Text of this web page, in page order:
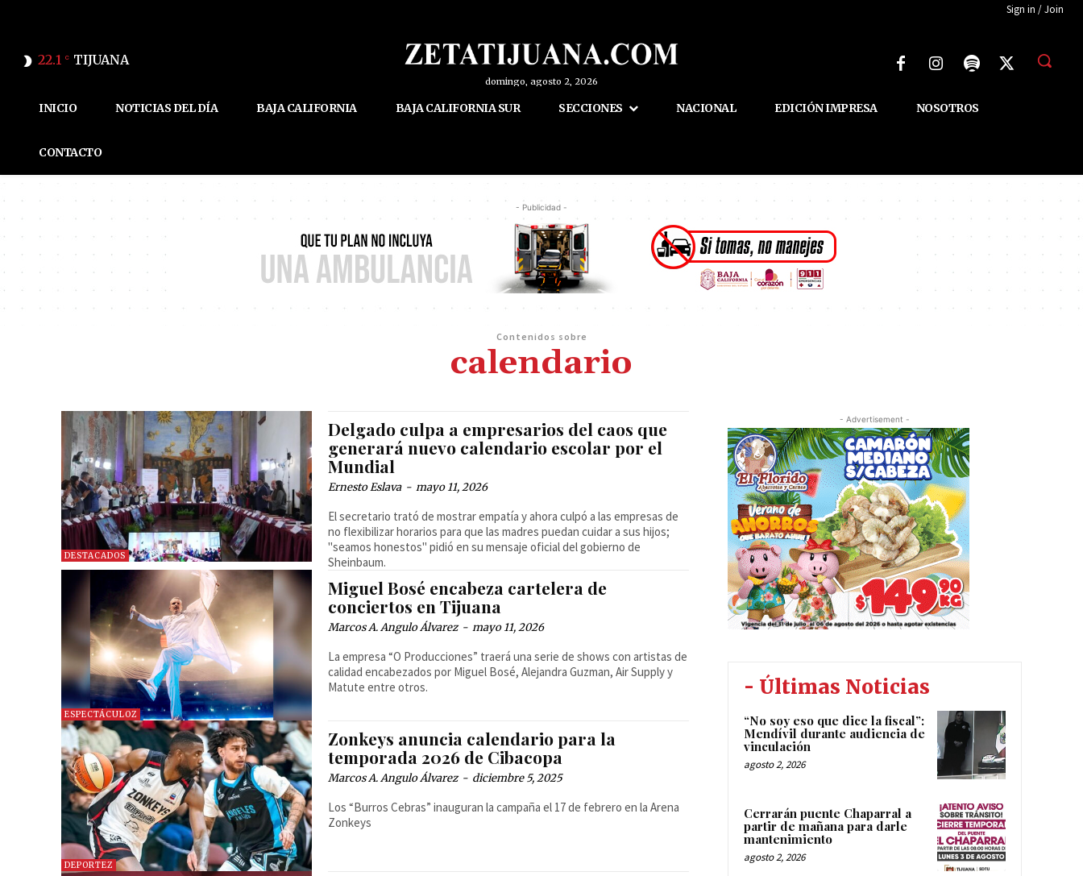
Sign in / Join
22.1 C TIJUANA
domingo, agosto 2, 2026
INICIO NOTICIAS DEL DÍA BAJA CALIFORNIA BAJA CALIFORNIA SUR SECCIONES NACIONAL EDICIÓN IMPRESA NOSOTROS
CONTACTO
- Publicidad -
Contenidos sobre
calendario
DESTACADOS
Delgado culpa a empresarios del caos que
generará nuevo calendario escolar por el
Mundial
Ernesto Eslava - mayo 11, 2026
El secretario trató de mostrar empatía y ahora culpó a las empresas de
no flexibilizar horarios para que las madres puedan cuidar a sus hijos;
"seamos honestos" pidió en su mensaje oficial del gobierno de
Sheinbaum.
ESPECTÁCULOZ
Miguel Bosé encabeza cartelera de
conciertos en Tijuana
Marcos A. Angulo Álvarez - mayo 11, 2026
La empresa “O Producciones” traerá una serie de shows con artistas de
calidad encabezados por Miguel Bosé, Alejandra Guzman, Air Supply y
Matute entre otros.
DEPORTEZ
Zonkeys anuncia calendario para la
temporada 2026 de Cibacopa
Marcos A. Angulo Álvarez - diciembre 5, 2025
Los “Burros Cebras” inauguran la campaña el 17 de febrero en la Arena
Zonkeys
- Advertisement -
- Últimas Noticias
“No soy eso que dice la fiscal”:
Mendívil durante audiencia de
vinculación
agosto 2, 2026
Cerrarán puente Chaparral a
partir de mañana para darle
mantenimiento
agosto 2, 2026